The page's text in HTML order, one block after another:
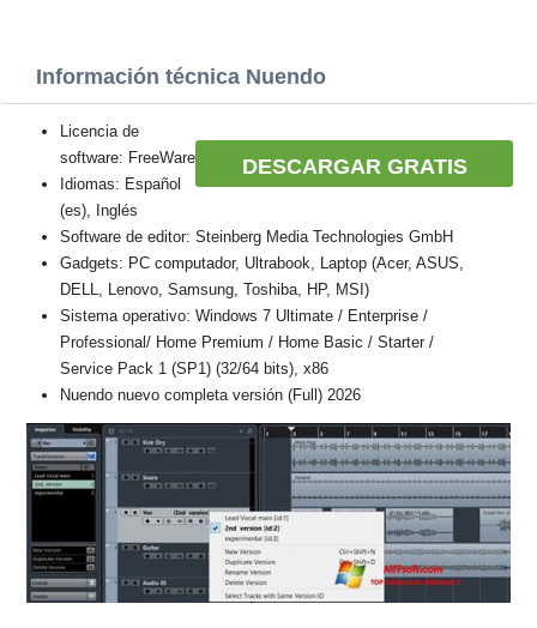
Información técnica Nuendo
DESCARGAR GRATIS
Licencia de
software: FreeWare
Idiomas: Español
(es), Inglés
Software de editor: Steinberg Media Technologies GmbH
Gadgets: PC computador, Ultrabook, Laptop (Acer, ASUS,
DELL, Lenovo, Samsung, Toshiba, HP, MSI)
Sistema operativo: Windows 7 Ultimate / Enterprise /
Professional/ Home Premium / Home Basic / Starter /
Service Pack 1 (SP1) (32/64 bits), x86
Nuendo nuevo completa versión (Full) 2026